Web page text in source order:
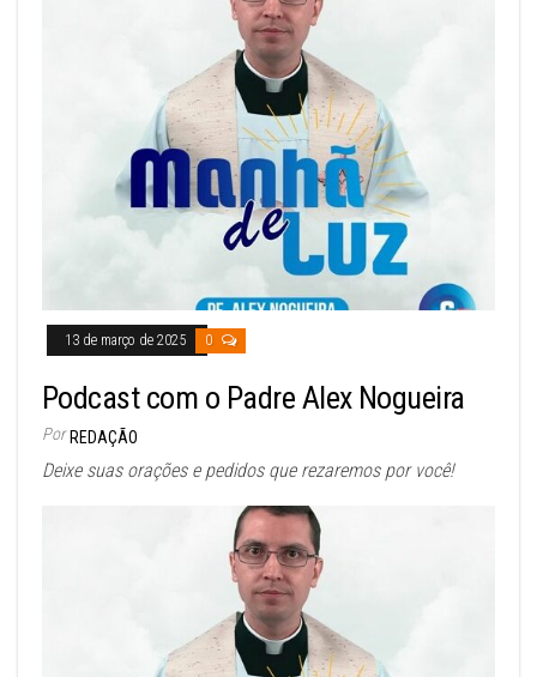
13 de março de 2025 0
Podcast com o Padre Alex Nogueira
Por REDAÇÃO
Deixe suas orações e pedidos que rezaremos por você!